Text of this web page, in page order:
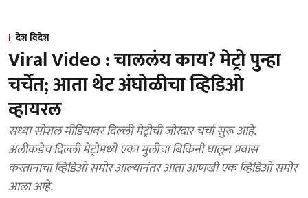
देश विदेश
Viral Video : चाललंय काय? मेट्रो पुन्हा
चर्चेत; आता थेट अंघोळीचा व्हिडिओ
व्हायरल
सध्या सोशल मीडियावर दिल्ली मेट्रोची जोरदार चर्चा सुरू आहे.
अलीकडेच दिल्ली मेट्रोमध्ये एका मुलीचा बिकिनी घालून प्रवास
करतानाचा व्हिडिओ समोर आल्यानंतर आता आणखी एक व्हिडिओ समोर
आला आहे.